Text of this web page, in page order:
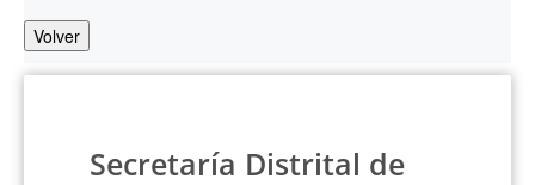
Volver
Secretaría Distrital de